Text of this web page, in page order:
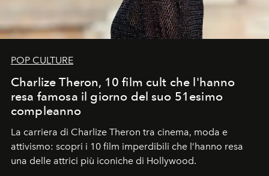
POP CULTURE
Charlize Theron, 10 film cult che l'hanno
resa famosa il giorno del suo 51esimo
compleanno
La carriera di Charlize Theron tra cinema, moda e
attivismo: scopri i 10 film imperdibili che l’hanno resa
una delle attrici più iconiche di Hollywood.